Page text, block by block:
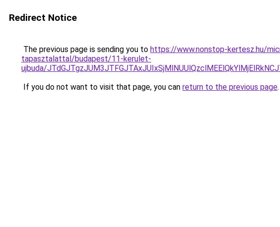
Redirect Notice
The previous page is sending you to https://www.nonstop-kertesz.hu/
tapasztalattal/budapest/11-kerulet-
ujbuda/
If you do not want to visit that page, you can return to the previous page.